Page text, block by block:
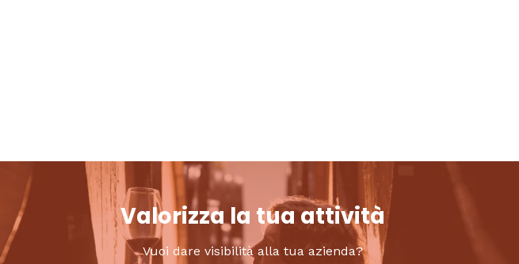
Valorizza la tua attività
Vuoi dare visibilità alla tua azienda?